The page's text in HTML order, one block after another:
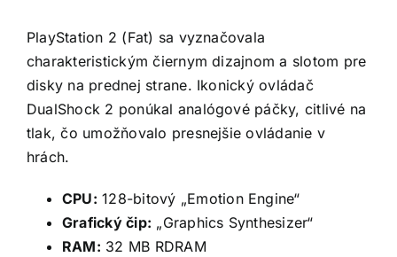
PlayStation 2 (Fat) sa vyznačovala
charakteristickým čiernym dizajnom a slotom pre
disky na prednej strane. Ikonický ovládač
DualShock 2 ponúkal analógové páčky, citlivé na
tlak, čo umožňovalo presnejšie ovládanie v
hrách.
CPU: 128-bitový „Emotion Engine“
Grafický čip: „Graphics Synthesizer“
RAM: 32 MB RDRAM